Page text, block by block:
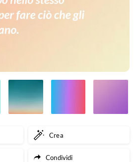
Crea
Condividi